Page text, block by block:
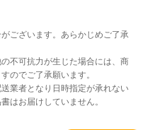
ございます。あらかじめご了承
不可抗力が生じた場合には、商
のでご了承願います。
業者となり日時指定が承れない
はお届けしていません。